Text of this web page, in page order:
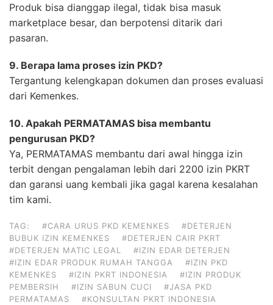
Produk bisa dianggap ilegal, tidak bisa masuk
marketplace besar, dan berpotensi ditarik dari
pasaran.
9. Berapa lama proses izin PKD?
Tergantung kelengkapan dokumen dan proses evaluasi
dari Kemenkes.
10. Apakah PERMATAMAS bisa membantu
pengurusan PKD?
Ya, PERMATAMAS membantu dari awal hingga izin
terbit dengan pengalaman lebih dari 2200 izin PKRT
dan garansi uang kembali jika gagal karena kesalahan
tim kami.
TAG: #CARA URUS PKD KEMENKES
#DETERJEN
BUBUK IZIN KEMENKES
#DETERJEN CAIR PKRT
#DETERJEN MATIC LEGAL
#IZIN EDAR DETERJEN
#IZIN EDAR PRODUK RUMAH TANGGA
#IZIN PKD
KEMENKES
#IZIN PKRT INDONESIA
#IZIN PRODUK
PEMBERSIH
#IZIN SABUN CUCI
#JASA PKD
PERMATAMAS
#KONSULTAN PKRT INDONESIA